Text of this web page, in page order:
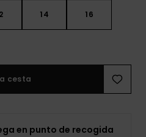
14 16
cesta
en punto de recogida